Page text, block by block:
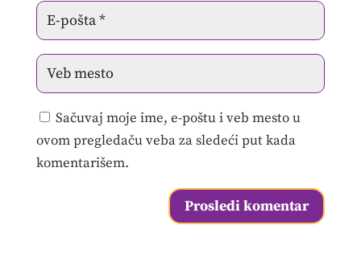
Sačuvaj moje ime, e-poštu i veb mesto u
ovom pregledaču veba za sledeći put kada
komentarišem.